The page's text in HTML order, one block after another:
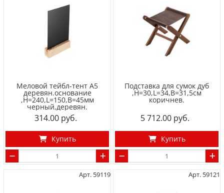
Меловой тейбл-тент А5
деревян.основание
,H=240,L=150,B=45мм
черный,деревян.
314.00
Купить
Подставка для сумок дуб
,H=30,L=34,B=31,5см
коричнев.
5 712.00
Купить
Арт. 59119 Арт. 59121